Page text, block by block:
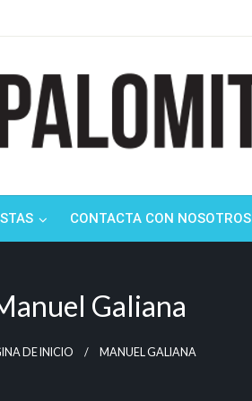
CONTACTA CON NOSOTROS
Galiana
DE INICIO MANUEL GALIANA